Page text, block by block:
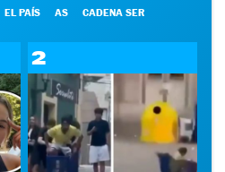
EL PAÍS AS CADENA SER
2